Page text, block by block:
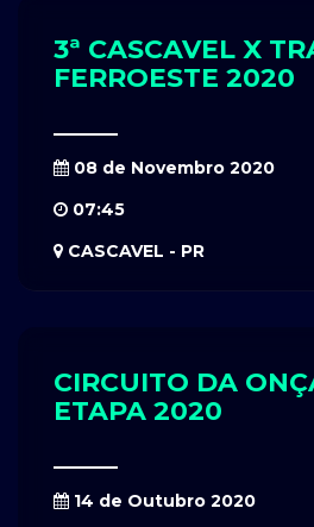
3ª CASCAVEL X
FERROESTE 2020
08 de Novembro 2020
07:45
CASCAVEL - PR
CIRCUITO DA
ETAPA 2020
14 de Outubro 2020